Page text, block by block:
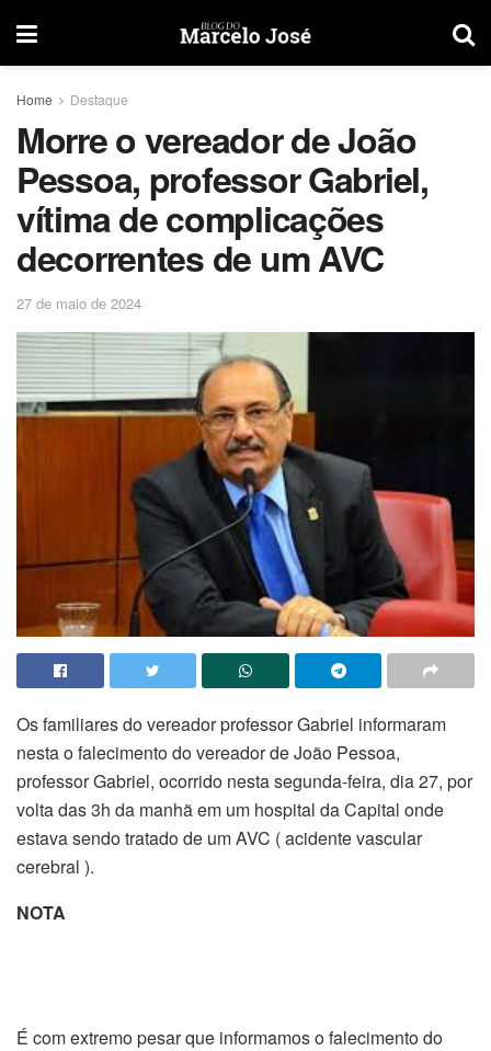
Home Destaque
Morre o vereador de João
Pessoa, professor Gabriel,
vítima de complicações
decorrentes de um AVC
27 de maio de 2024
Os familiares do vereador professor Gabriel informaram
nesta o falecimento do vereador de João Pessoa,
professor Gabriel, ocorrido nesta segunda-feira, dia 27, por
volta das 3h da manhã em um hospital da Capital onde
estava sendo tratado de um AVC ( acidente vascular
cerebral ).
NOTA
É com extremo pesar que informamos o falecimento do